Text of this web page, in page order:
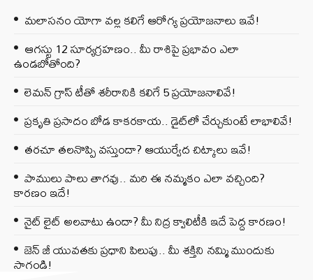
మలాసనం యోగా వల్ల కలిగే ఆరోగ్య ప్రయోజనాలు ఇవే!
ఆగస్టు 12 సూర్యగ్రహణం.. మీ రాశిపై ప్రభావం ఎలా
ఉండబోతోంది?
లెమన్ గ్రాస్ టీతో శరీరానికి కలిగే 5 ప్రయోజనాలివే!
ప్రకృతి ప్రసాదం బోడ కాకరకాయ.. డైట్‌లో చేర్చుకుంటే లాభాలివే!
తరచూ తలనొప్పి వస్తుందా? ఆయుర్వేద చిట్కాలు ఇవే!
పాములు పాలు తాగవు.. మరి ఈ నమ్మకం ఎలా వచ్చింది?
కారణం ఇదే!
నైట్ లైట్ అలవాటు ఉందా? మీ నిద్ర క్వాలిటీకి ఇదే పెద్ద కారణం!
జెన్‌ జీ యువతకు ప్రధాని పిలుపు.. మీ శక్తిని నమ్మి ముందుకు
సాగండి!